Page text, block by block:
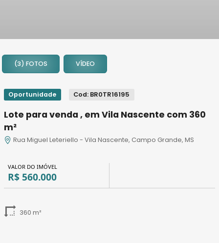
2
3
(3) FOTOS VÍDEO
Oportunidade Cod: BR0TR16195
Lote para venda , em Vila Nascente com 360
m²
Rua Miguel Leteriello - Vila Nascente, Campo Grande, MS
VALOR DO IMÓVEL
R$ 560.000
360 m²